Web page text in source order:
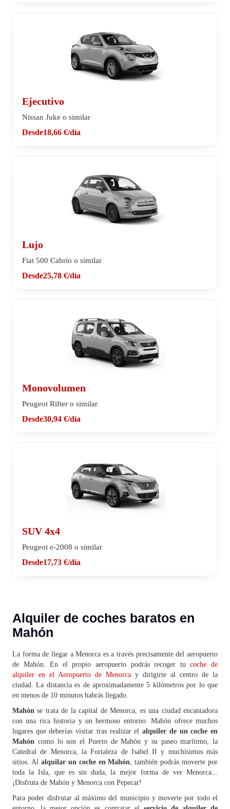
Ejecutivo
Nissan Juke o similar
Desde18,66 €/día
Lujo
Fiat 500 Cabrio o similar
Desde25,78 €/día
Monovolumen
Peugeot Rifter o similar
Desde30,94 €/día
SUV 4x4
Peugeot e-2008 o similar
Desde17,73 €/día
Alquiler de coches baratos en
Mahón
La forma de llegar a Menorca es a través precisamente del aeropuerto
de Mahón. En el propio aeropuerto podrás recoger tucoche de
alquiler en el Aeropuerto de Menorca y dirigirte al centro de la
ciudad. La distancia es de aproximadamente 5 kilómetros por lo que
en menos de 10 minutos habrás llegado.
Mahón se trata de la capital de Menorca, es una ciudad encantadora
con una rica historia y un hermoso entorno. Mahón ofrece muchos
lugares que deberías visitar tras realizar elalquiler de un coche en
Mahón como lo son el Puerto de Mahón y su paseo marítimo, la
Catedral de Menorca, la Fortaleza de Isabel II y muchísimos más
sitios. Al alquilar un coche en Mahón, también podrás moverte por
toda la Isla, que es sin duda, la mejor forma de ver Menorca...
¡Disfruta de Mahón y Menorca con Pepecar!
Para poder disfrutar al máximo del municipio y moverte por todo el